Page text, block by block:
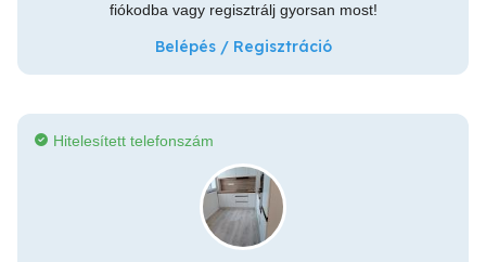
fiókodba vagy regisztrálj gyorsan most!
Belépés / Regisztráció
Hitelesített telefonszám